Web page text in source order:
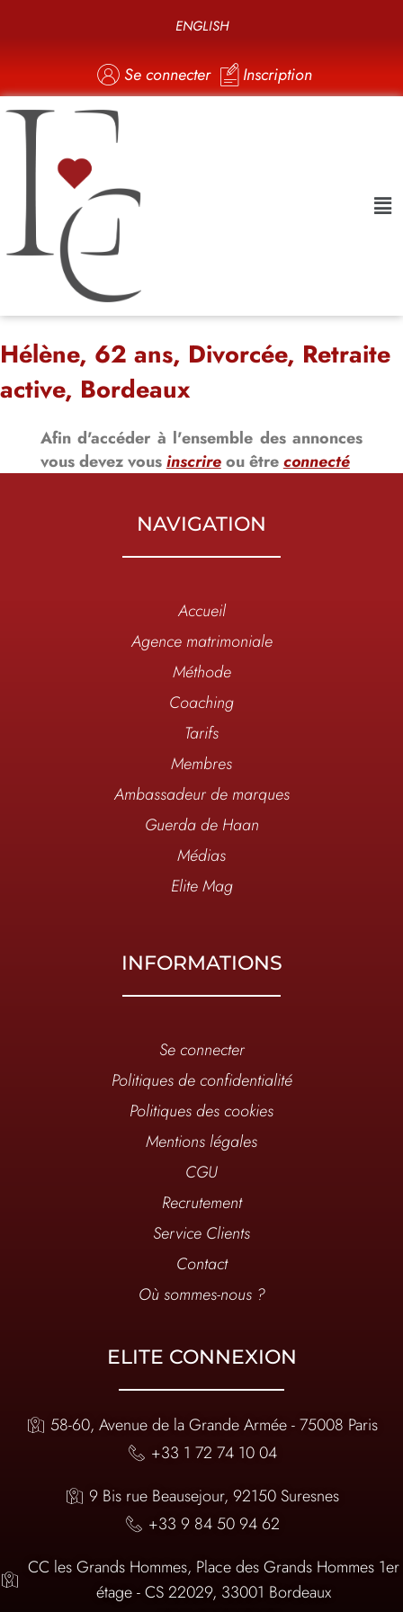
ENGLISH
Se connecter Inscription
Hélène, 62 ans, Divorcée, Retraite
active, Bordeaux
Afin d'accéder à l'ensemble des annonces
vous devez vousinscrireou êtreconnecté
NAVIGATION
Accueil
Agence matrimoniale
Méthode
Coaching
Tarifs
Membres
Ambassadeur de marques
Guerda de Haan
Médias
Elite Mag
INFORMATIONS
Se connecter
Politiques de confidentialité
Politiques des cookies
Mentions légales
CGU
Recrutement
Service Clients
Contact
Où sommes-nous ?
ELITE CONNEXION
58-60, Avenue de la Grande Armée - 75008 Paris
+33 1 72 74 10 04
9 Bis rue Beausejour, 92150 Suresnes
+33 9 84 50 94 62
CC les Grands Hommes, Place des Grands Hommes 1er
étage - CS 22029, 33001 Bordeaux